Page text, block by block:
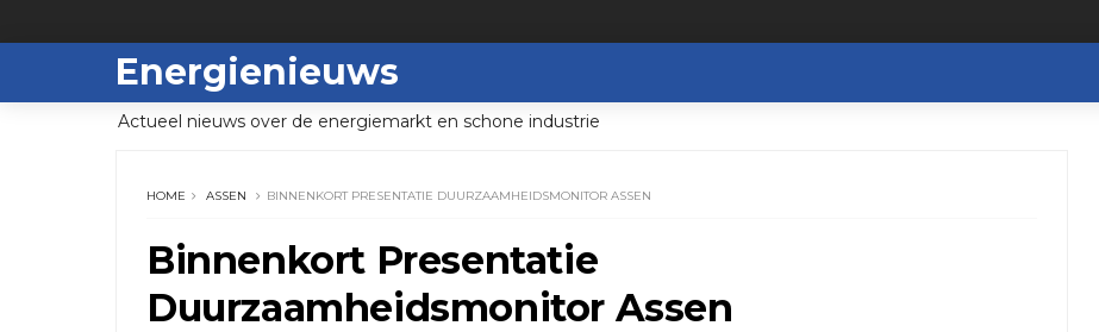
Energienieuws
Actueel nieuws over de energiemarkt en schone industrie
HOME ASSEN BINNENKORT PRESENTATIE DUURZAAMHEIDSMONITOR ASSEN
Binnenkort Presentatie
Duurzaamheidsmonitor Assen